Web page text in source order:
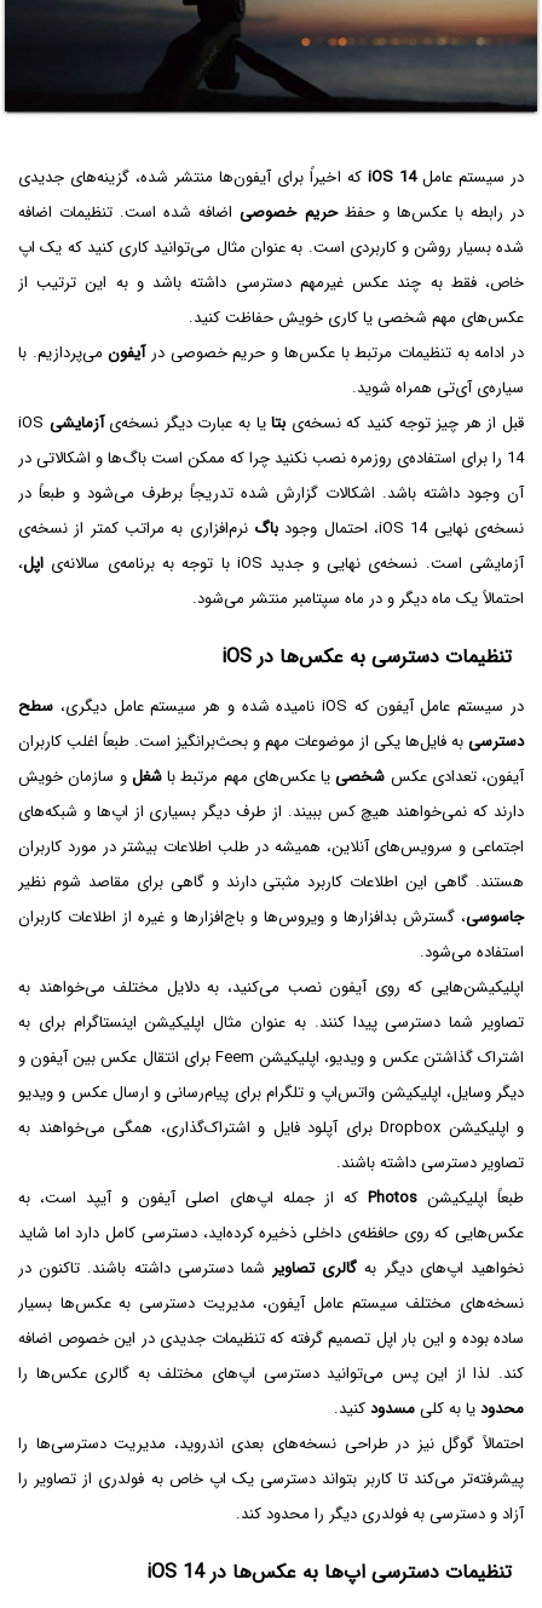
در سیستم عاملiOS 14 که اخیراً برای آیفون‌ها منتشر شده، گزینه‌های جدیدی
در رابطه با عکس‌ها و حفظحریم خصوصیاضافه شده است. تنظیمات اضافه
شده بسیار روشن و کاربردی است. به عنوان مثال می‌توانید کاری کنید که یک اپ
خاص، فقط به چند عکس غیرمهم دسترسی داشته باشد و به این ترتیب از
عکس‌های مهم شخصی یا کاری خویش حفاظت کنید.
در ادامه به تنظیمات مرتبط با عکس‌ها و حریم خصوصی درآیفونمی‌پردازیم. با
سیاره‌ی آی‌تی همراه شوید.
قبل از هر چیز توجه کنید که نسخه‌ی بتایا به عبارت دیگر نسخه‌یآزمایشی iOS
14 را برای استفاده‌ی روزمره نصب نکنید چرا که ممکن است باگ‌ها و اشکالاتی در
آن وجود داشته باشد. اشکالات گزارش شده تدریجاً برطرف می‌شود و طبعاً در
نسخه‌ی نهایی iOS 14، احتمال وجود
باگ نرم‌افزاری به مراتب کمتر از نسخه‌ی
آزمایشی است. نسخه‌ی نهایی و جدید iOS با توجه به برنامه‌ی سالانه‌ی
اپل،
احتمالاً یک ماه دیگر و در ماه سپتامبر منتشر می‌شود.
تنظیمات دسترسی به عکس‌ها در iOS
در سیستم عامل آیفون که iOS نامیده شده و هر سیستم عامل دیگری،
سطح
دسترسیبه فایل‌ها یکی از موضوعات مهم و بحث‌برانگیز است. طبعاً اغلب کاربران
آیفون، تعدادی عکس شخصییا عکس‌های مهم مرتبط باشغلو سازمان خویش
دارند که نمی‌خواهند هیچ کس ببیند. از طرف دیگر بسیاری از اپ‌ها و شبکه‌های
اجتماعی و سرویس‌های آنلاین، همیشه در طلب اطلاعات بیشتر در مورد کاربران
هستند. گاهی این اطلاعات کاربرد مثبتی دارند و گاهی برای مقاصد شوم نظیر
جاسوسی، گسترش بدافزارها و ویروس‌ها و باج‌افزارها و غیره از اطلاعات کاربران
استفاده می‌شود.
اپلیکیشن‌هایی که روی آیفون نصب می‌کنید، به دلایل مختلف می‌خواهند به
تصاویر شما دسترسی پیدا کنند. به عنوان مثال اپلیکیشن اینستاگرام برای به
اشتراک گذاشتن عکس و ویدیو، اپلیکیشن Feem برای انتقال عکس بین آیفون و
دیگر وسایل، اپلیکیشن واتس‌اپ و تلگرام برای پیام‌رسانی و ارسال عکس و ویدیو
و اپلیکیشن Dropbox برای آپلود فایل و اشتراک‌گذاری، همگی می‌خواهند به
تصاویر دسترسی داشته باشند.
طبعاً اپلیکیشنPhotos که از جمله اپ‌های اصلی آیفون و آیپد است، به
عکس‌هایی که روی حافظه‌ی داخلی ذخیره کرده‌اید، دسترسی کامل دارد اما شاید
نخواهید اپ‌های دیگر بهگالری تصاویرشما دسترسی داشته باشند. تاکنون در
نسخه‌های مختلف سیستم عامل آیفون، مدیریت دسترسی به عکس‌ها بسیار
ساده بوده و این بار اپل تصمیم گرفته که تنظیمات جدیدی در این خصوص اضافه
کند. لذا از این پس می‌توانید دسترسی اپ‌های مختلف به گالری عکس‌ها را
محدودیا به کلیمسدودکنید.
احتمالاً گوگل نیز در طراحی نسخه‌های بعدی اندروید، مدیریت دسترسی‌ها را
پیشرفته‌تر می‌کند تا کاربر بتواند دسترسی یک اپ خاص به فولدری از تصاویر را
آزاد و دسترسی به فولدری دیگر را محدود کند.
تنظیمات دسترسی اپ‌ها به عکس‌ها در iOS 14